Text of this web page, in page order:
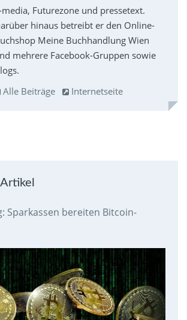
media, Futurezone und pressetext.
hinaus betreibt er den Online-
Meine Buchhandlung Wien
mehrere Facebook-Gruppen sowie
Alle Beiträge
Internetseite
Sparkassen bereiten Bitcoin-